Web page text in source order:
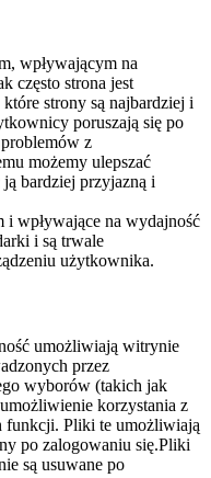
wpływającym na
często strona jest
strony są najbardziej i
poruszają się po
z
możemy ulepszać
bardziej przyjazną i
wpływające na wydajność
i są trwale
użytkownika.
umożliwiają witrynie
przez
wyborów (takich jak
korzystania z
funkcji. Pliki te umożliwiają
po zalogowaniu się.Pliki
są usuwane po